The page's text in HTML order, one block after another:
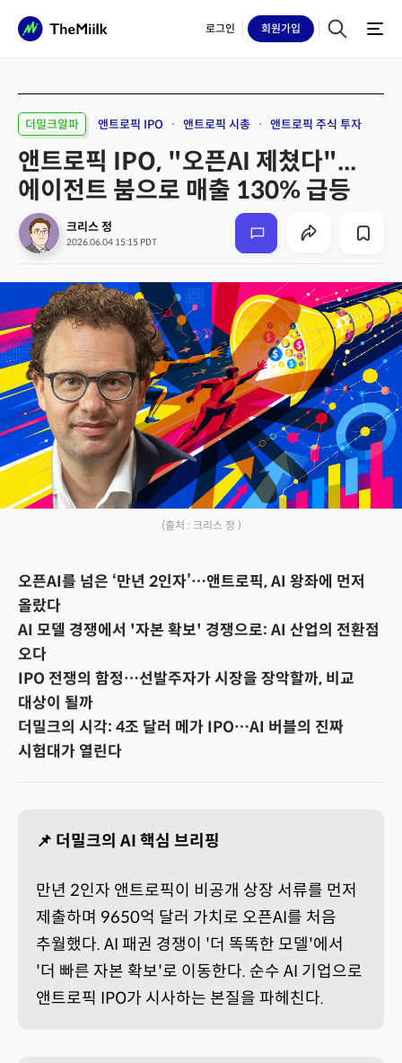
로그인 회원가입
더밀크알파 앤트로픽 IPO 앤트로픽 시총 앤트로픽 주식 투자
앤트로픽 IPO, "오픈AI 제쳤다"...
에이전트 붐으로 매출 130% 급등
크리스 정
2026.06.04 15:15 PDT
(출처 : 크리스 정 )
오픈AI를 넘은 ‘만년 2인자’…앤트로픽, AI 왕좌에 먼저
올랐다
AI 모델 경쟁에서 '자본 확보' 경쟁으로: AI 산업의 전환점
오다
IPO 전쟁의 함정…선발주자가 시장을 장악할까, 비교
대상이 될까
더밀크의 시각: 4조 달러 메가 IPO…AI 버블의 진짜
시험대가 열린다
📌 더밀크의 AI 핵심 브리핑
만년 2인자 앤트로픽이 비공개 상장 서류를 먼저
제출하며 9650억 달러 가치로 오픈AI를 처음
추월했다. AI 패권 경쟁이 '더 똑똑한 모델'에서
'더 빠른 자본 확보'로 이동한다. 순수 AI 기업으로
앤트로픽 IPO가 시사하는 본질을 파헤친다.